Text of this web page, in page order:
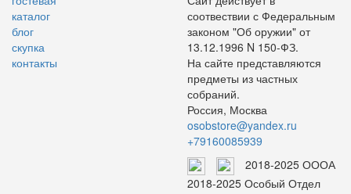
каталог
блог
скупка
контакты
соотвествии с Федеральным
законом "Об оружии" от
13.12.1996 N 150-ФЗ.
На сайте представляются
предметы из частных
собраний.
Россия, Москва
osobstore@yandex.ru
+79160085939
2018-2025 ОООА
2018-2025 Особый Отдел